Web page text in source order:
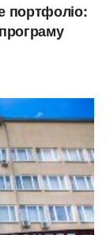
портфоліо: